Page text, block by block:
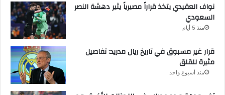
نواف العقيدي يتخذ قراراً مصيرياً يثير دهشة النصر
السعودي
منذ 5 أيام
قرار غير مسبوق في تاريخ ريال مدريد: تفاصيل
مثيرة للقلق
منذ أسبوع واحد